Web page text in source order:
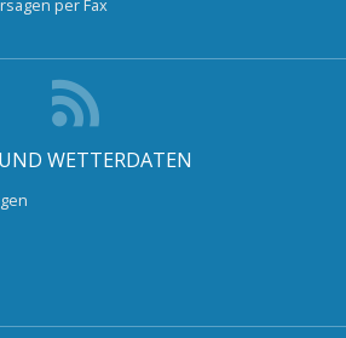
per Fax
WETTERDATEN